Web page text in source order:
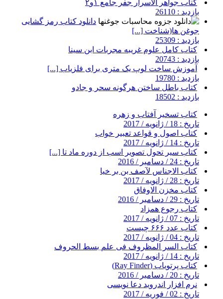
کتاب جواهر الاسرار جفر جامع ۱و۲
بازدید : 26110
دانلود کتاب رمز گشایی
جوغن ها(شناخت [...]
بازدید : 25309
کتاب کامل علوم غریبه مجربات ابن سینا
بازدید : 20743
آموزش ساخت لوپ یک متری برای فلزیاب [...]
بازدید : 19780
کتاب باطل ساختن هرگونه سحر و جادو
بازدید : 18502
کتاب تسخیر آفتاب و زهره
تاریخ : 18 / ژانویه / 2017
کتاب اصول و قواعد تعبیر خواب
تاریخ : 14 / ژانویه / 2017
کتاب سیر تحول تصویر اسب از دوره ماد تا [...]
تاریخ : 24 / دسامبر / 2016
کتاب الاجناس لآصف بن بر خیا
تاریخ : 28 / ژانویه / 2017
کتاب مخزن الاوفاق
تاریخ : 29 / دسامبر / 2016
کتاب رجوع همزاد
تاریخ : 07 / ژانویه / 2017
کتاب عدد ۶۶۶ چیست
تاریخ : 04 / ژانویه / 2017
کتاب السر المظروف فی علم بسط الحروف
تاریخ : 14 / ژانویه / 2017
کتاب پرتویاب (Ray Finder)
تاریخ : 20 / دسامبر / 2016
نرم افزار اندروید دعا نویسی
تاریخ : 02 / فوریه / 2017